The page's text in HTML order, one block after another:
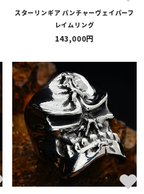
スターリンギア パンチャーヴェイパーフ
レイムリング
143,000